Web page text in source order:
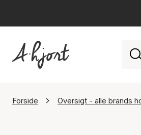
Forside Oversigt - alle brands